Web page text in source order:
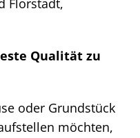
Florstadt,
Qualität zu
oder Grundstück
möchten,